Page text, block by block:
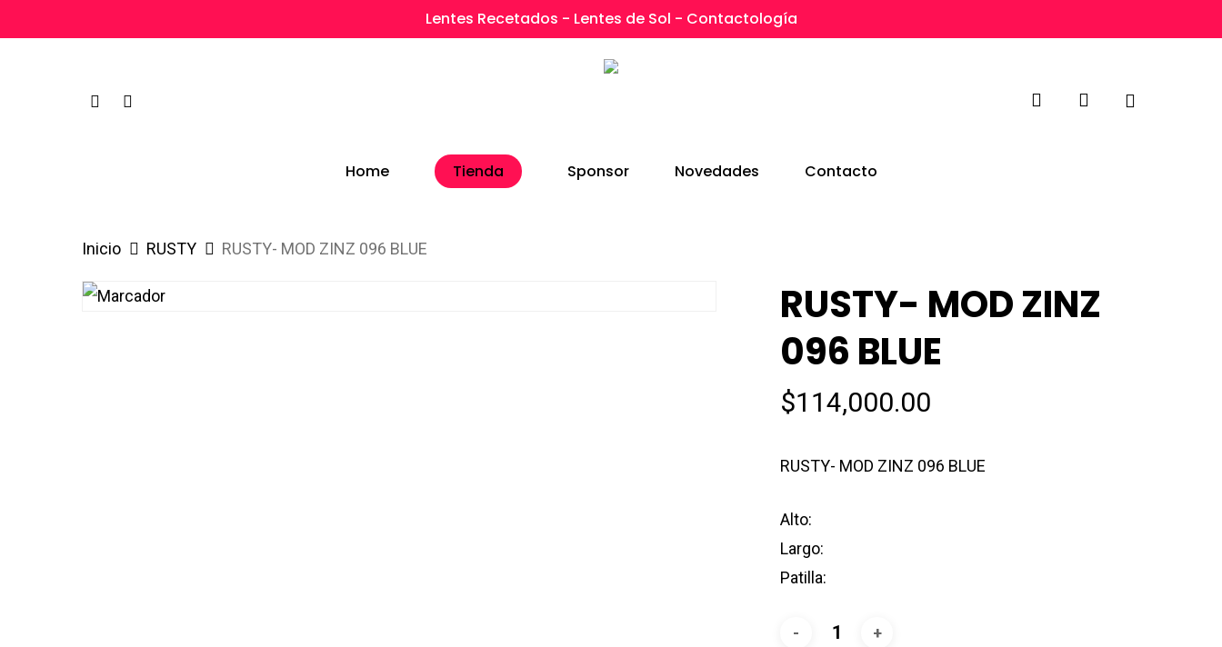
to
Lentes Recetados - Lentes de Sol - Contactología
facebookinstagram
Home Tienda Sponsor Novedades Contacto
Inicio RUSTY RUSTY- MOD ZINZ 096 BLUE
RUSTY- MOD ZINZ
096 BLUE
$114,000.00
RUSTY- MOD ZINZ 096 BLUE
Alto:
Largo:
Patilla: